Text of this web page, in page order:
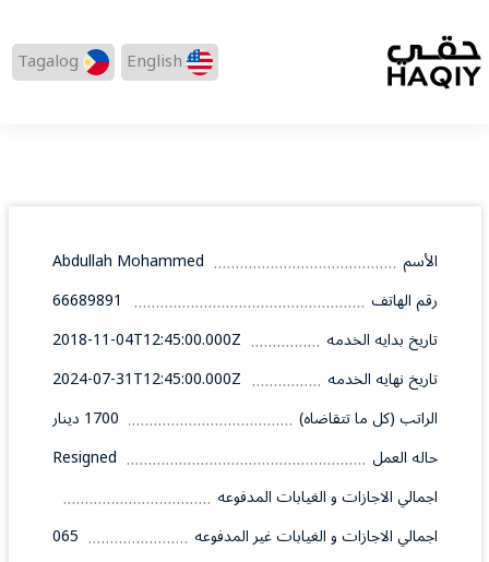
English
Tagalog
الأسم
Abdullah Mohammed
رقم الهاتف
66689891
تاريخ بدايه الخدمه
2018-11-04T12:45:00.000Z
تاريخ نهايه الخدمه
2024-07-31T12:45:00.000Z
الراتب (كل ما تتقاضاه)
1700 دينار
حاله العمل
Resigned
اجمالي الاجازات و الغيابات المدفوعه
اجمالي الاجازات و الغيابات غير المدفوعه
065